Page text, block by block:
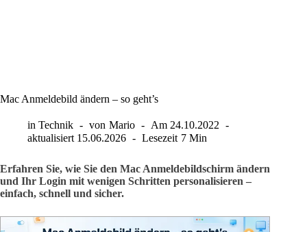
Mac Anmeldebild ändern – so geht’s
in Technik von Mario Am 24.10.2022
aktualisiert 15.06.2026 Lesezeit 7 Min
Erfahren Sie, wie Sie den Mac Anmeldebildschirm ändern
und Ihr Login mit wenigen Schritten personalisieren –
einfach, schnell und sicher.